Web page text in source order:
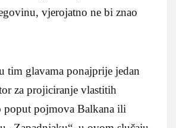
vjerojatno ne bi znao
tim glavama ponajprije jedan
za projiciranje vlastitih
poput pojmova Balkana ili